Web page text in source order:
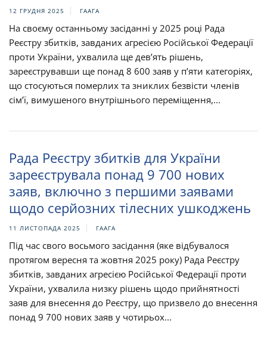
12 ГРУДНЯ 2025 ГААГА
На своєму останньому засіданні у 2025 році Рада
Реєстру збитків, завданих агресією Російської Федерації
проти України, ухвалила ще дев’ять рішень,
зареєструвавши ще понад 8 600 заяв у п’яти категоріях,
що стосуються померлих та зниклих безвісти членів
сім’ї, вимушеного внутрішнього переміщення,...
Рада Реєстру збитків для України
зареєструвала понад 9 700 нових
заяв, включно з першими заявами
щодо серйозних тілесних ушкоджень
11 ЛИСТОПАДА 2025 ГААГА
Під час свого восьмого засідання (яке відбувалося
протягом вересня та жовтня 2025 року) Рада Реєстру
збитків, завданих агресією Російської Федерації проти
України, ухвалила низку рішень щодо прийнятності
заяв для внесення до Реєстру, що призвело до внесення
понад 9 700 нових заяв у чотирьох...